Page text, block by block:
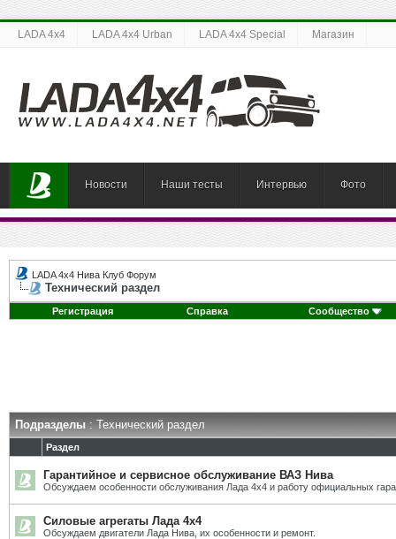
LADA 4x4 LADA 4x4 Urban LADA 4x4 Special Магазин
Новости Наши тесты Интервью Фото
LADA 4x4 Нива Клуб Форум
Технический раздел
Регистрация Справка Сообщество
Подразделы: Технический раздел
Раздел
Гарантийное и сервисное обслуживание ВАЗ Нива
Обсуждаем особенности обслуживания Лада 4х4 и работу официальных
Силовые агрегаты Лада 4х4
Обсуждаем двигатели Лада Нива, их особенности и ремонт.